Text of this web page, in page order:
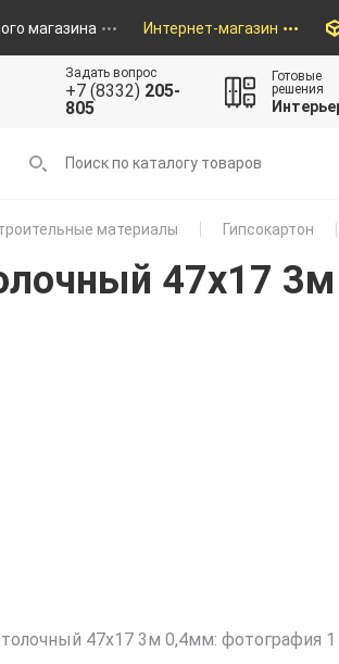
магазина Интернет-магазин
Задать вопрос
+7 (8332) 205-
805
Готовые
решения
материалы Гипсокартон
47x17